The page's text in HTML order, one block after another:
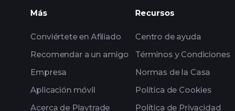
impulsados por IA
multimillonarios
Más
Conviértete en Afiliado
Recomendar a un amigo
Empresa
Aplicación móvil
Acerca de Playtrade
Recursos
Centro de ayuda
Términos y Condiciones
Normas de la Casa
Política de Cookies
Política de Privacidad